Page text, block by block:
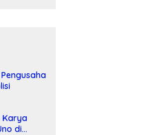
Karya
di